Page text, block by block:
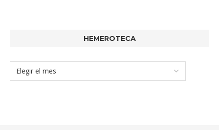
HEMEROTECA